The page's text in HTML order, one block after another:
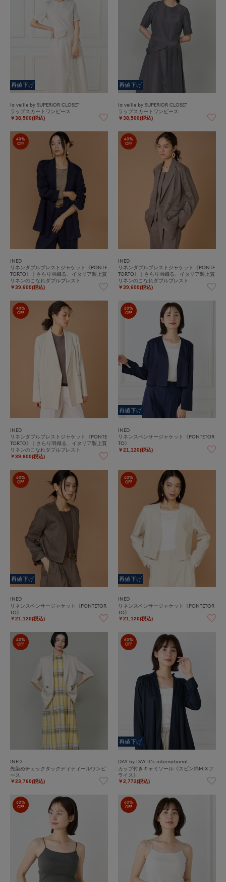
再値下げ
la veille by SUPERIOR CLOSET
ラップスカートワンピース
￥38,500(税込)
再値下げ
la veille by SUPERIOR CLOSET
ラップスカートワンピース
￥38,500(税込)
40%
OFF
INED
リネンダブルブレストジャケット《PONTE
TORTO》｜さらり羽織る、イタリア製上質
リネンのこなれダブルブレスト
￥39,600(税込)
40%
OFF
INED
リネンダブルブレストジャケット《PONTE
TORTO》｜さらり羽織る、イタリア製上質
リネンのこなれダブルブレスト
￥39,600(税込)
40%
OFF
INED
リネンダブルブレストジャケット《PONTE
TORTO》｜さらり羽織る、イタリア製上質
リネンのこなれダブルブレスト
￥39,600(税込)
60%
OFF
再値下げ
INED
リネンスペンサージャケット《PONTETOR
TO》
￥21,120(税込)
60%
OFF
再値下げ
INED
リネンスペンサージャケット《PONTETOR
TO》
￥21,120(税込)
60%
OFF
再値下げ
INED
リネンスペンサージャケット《PONTETOR
TO》
￥21,120(税込)
40%
OFF
INED
先染めチェックタックディティールワンピ
ース
￥23,760(税込)
60%
OFF
再値下げ
DAY by DAY It's international
カップ付きキャミソール《スビン綿MIXフ
ライス》
￥2,772(税込)
60%
OFF
60%
OFF